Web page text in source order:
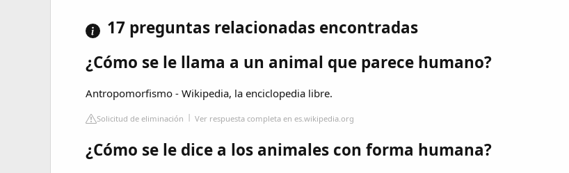
17 preguntas relacionadas encontradas
¿Cómo se le llama a un animal que parece humano?
Antropomorfismo - Wikipedia, la enciclopedia libre.
Solicitud de eliminación Ver respuesta completa en es.wikipedia.org
¿Cómo se le dice a los animales con forma humana?